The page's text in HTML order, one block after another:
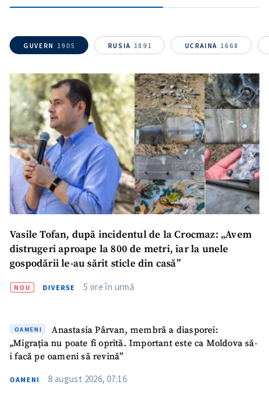
SUSȚINE
GUVERN 1905 RUSIA 1891 UCRAINA 1668
Vasile Tofan, după incidentul de la Crocmaz: „Avem
distrugeri aproape la 800 de metri, iar la unele
gospodării le-au sărit sticle din casă”
NOU DIVERSE 5 ore în urmă
OAMENI
Anastasia Pârvan, membră a diasporei:
„Migrația nu poate fi oprită. Important este ca Moldova să-
i facă pe oameni să revină”
OAMENI 8 august 2026, 07:16